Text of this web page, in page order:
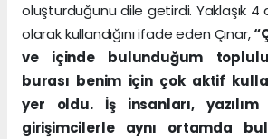
oluşturduğunu dile getirdi. Yaklaşık 4
olarak kullandığını ifade eden Çınar,
ve içinde bulunduğum
burası benim için çok aktif
yer oldu. İş insanları,
girişimcilerle aynı ortamda